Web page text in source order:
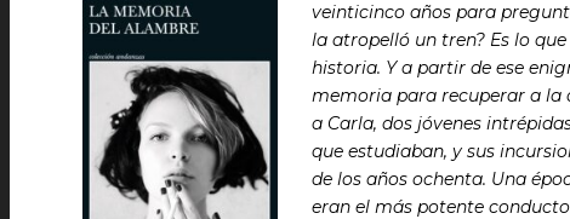
veinticinco años para
la atropelló un tren? Es lo
historia. Y a partir de ese
memoria para recuperar a la
a Carla, dos jóvenes
que estudiaban, y sus
de los años ochenta. Una
eran el más potente